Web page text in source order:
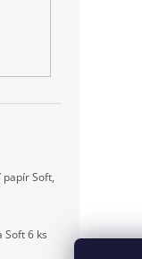
papír Soft,
Soft 6 ks